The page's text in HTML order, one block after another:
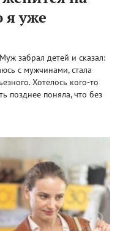
я уже
забрал детей и сказал:
с мужчинами, стала
Хотелось кого-то
позднее поняла, что без